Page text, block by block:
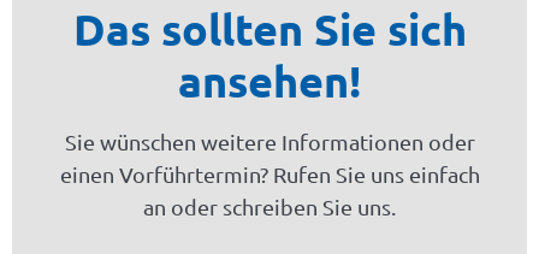
Das sollten Sie sich
ansehen!
Sie wünschen weitere Informationen oder
einen Vorführtermin? Rufen Sie uns einfach
an oder schreiben Sie uns.